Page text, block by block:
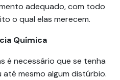
adequado, com todo
o qual elas merecem.
Química
é necessário que se tenha
mesmo algum distúrbio.